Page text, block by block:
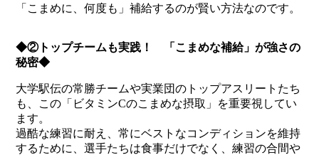
「こまめに、何度も」補給するのが賢い方法なのです。
◆②トップチームも実践！ 「こまめな補給」が強さの
秘密◆
大学駅伝の常勝チームや実業団のトップアスリートたち
も、この「ビタミンCのこまめな摂取」を重要視してい
ます。
過酷な練習に耐え、常にベストなコンディションを維持
するために、選手たちは食事だけでなく、練習の合間や